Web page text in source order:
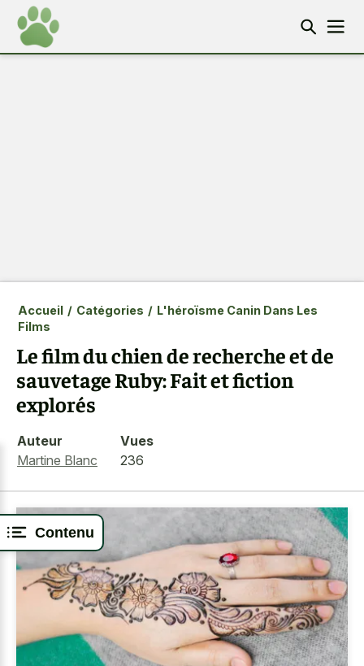
Contenu
Accueil / Catégories / L'héroïsme Canin Dans Les
Films
Le film du chien de recherche et de
sauvetage Ruby: Fait et fiction
explorés
Auteur
Martine Blanc
Vues
236